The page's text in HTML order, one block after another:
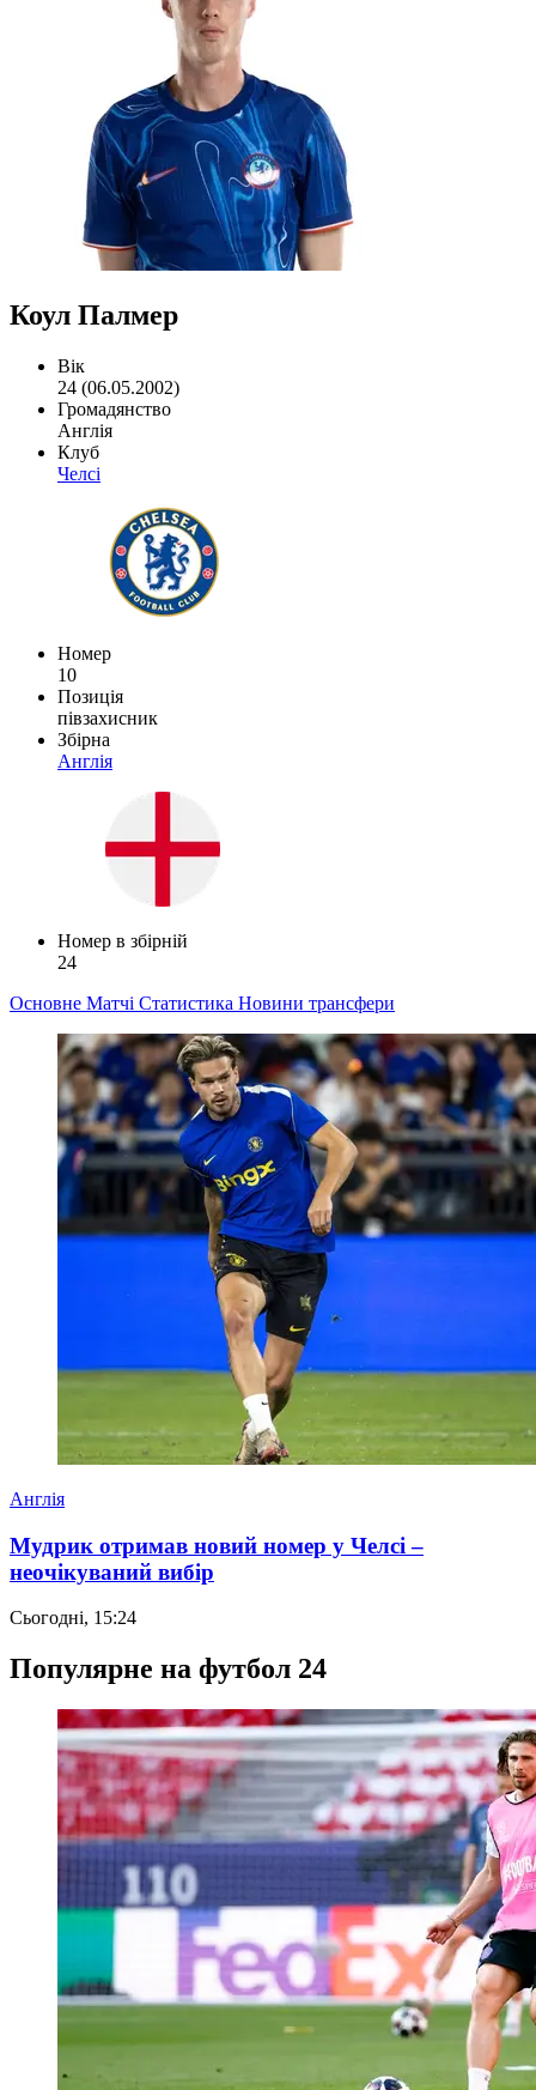
Коул Палмер
Вік
24 (06.05.2002)
Громадянство
Англія
Клуб
Челсі
Номер
10
Позиція
півзахисник
Збірна
Англія
Номер в збірній
24
Основне Матчі Статистика Новини трансфери
Англія
Мудрик отримав новий номер у Челсі –
неочікуваний вибір
Сьогодні, 15:24
Популярне на футбол 24